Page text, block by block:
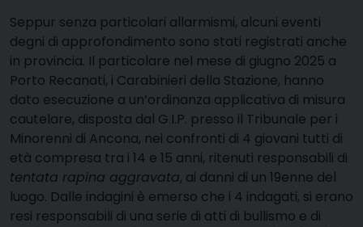
Seppur senza particolari allarmismi, alcuni eventi
degni di approfondimento sono stati registrati anche
in provincia. Il particolare nel mese di giugno 2025 a
Porto Recanati, i Carabinieri della Stazione, hanno
dato esecuzione a un’ordinanza applicativa di misura
cautelare, disposta dal G.I.P. presso il Tribunale per i
Minorenni di Ancona, nei confronti di 4 giovani tutti di
età compresa tra i 14 e 15 anni, ritenuti responsabili di
tentata rapina aggravata, ai danni di un 19enne del
luogo. Dalle indagini è emerso che i 4 indagati, si erano
resi responsabili di una serie di atti di bullismo e di